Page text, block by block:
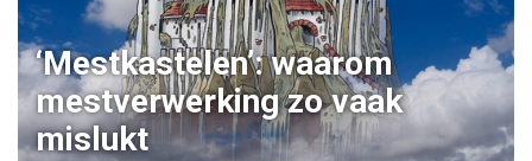
‘Mestkastelen’: waarom
mestverwerking zo vaak
mislukt